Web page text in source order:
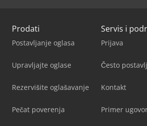
Prodati
Postavljanje oglasa
Upravljajte oglase
Rezervišite oglašavanje
Pečat poverenja
Servis i
Prijava
Često
Kontakt
Primer